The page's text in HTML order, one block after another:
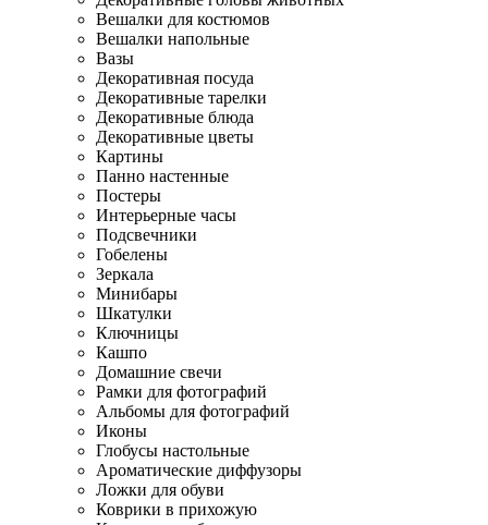
Вешалки для костюмов
Вешалки напольные
Вазы
Декоративная посуда
Декоративные тарелки
Декоративные блюда
Декоративные цветы
Картины
Панно настенные
Постеры
Интерьерные часы
Подсвечники
Гобелены
Зеркала
Минибары
Шкатулки
Ключницы
Кашпо
Домашние свечи
Рамки для фотографий
Альбомы для фотографий
Иконы
Глобусы настольные
Ароматические диффузоры
Ложки для обуви
Коврики в прихожую